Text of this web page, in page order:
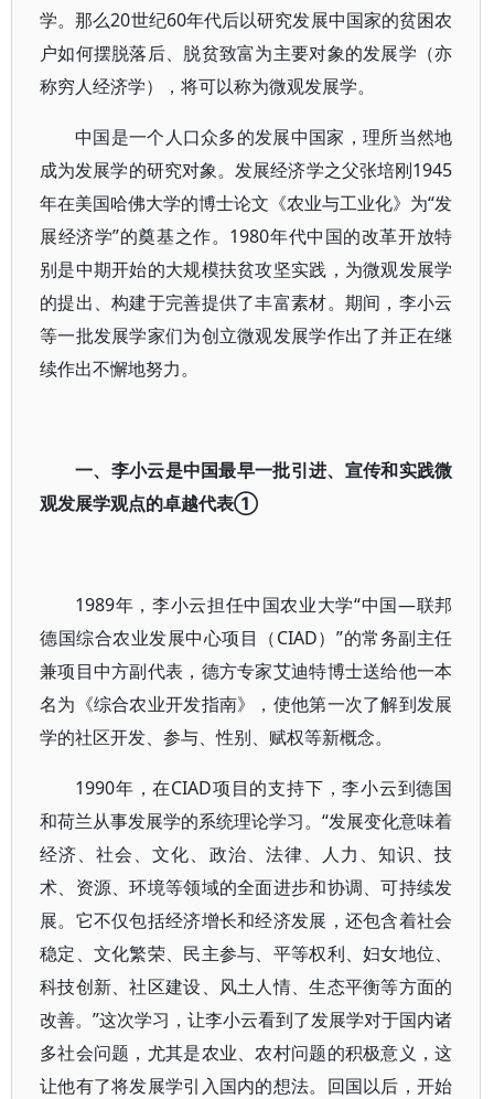
学。那么20世纪60年代后以研究发展中国家的贫困农
户如何摆脱落后、脱贫致富为主要对象的发展学（亦
称穷人经济学），将可以称为微观发展学。
中国是一个人口众多的发展中国家，理所当然地
成为发展学的研究对象。发展经济学之父张培刚1945
年在美国哈佛大学的博士论文《农业与工业化》为“发
展经济学”的奠基之作。1980年代中国的改革开放特
别是中期开始的大规模扶贫攻坚实践，为微观发展学
的提出、构建于完善提供了丰富素材。期间，李小云
等一批发展学家们为创立微观发展学作出了并正在继
续作出不懈地努力。
一、李小云是中国最早一批引进、宣传和实践微
观发展学观点的卓越代表①
1989年，李小云担任中国农业大学“中国—联邦
德国综合农业发展中心项目（CIAD）”的常务副主任
兼项目中方副代表，德方专家艾迪特博士送给他一本
名为《综合农业开发指南》，使他第一次了解到发展
学的社区开发、参与、性别、赋权等新概念。
1990年，在CIAD项目的支持下，李小云到德国
和荷兰从事发展学的系统理论学习。“发展变化意味着
经济、社会、文化、政治、法律、人力、知识、技
术、资源、环境等领域的全面进步和协调、可持续发
展。它不仅包括经济增长和经济发展，还包含着社会
稳定、文化繁荣、民主参与、平等权利、妇女地位、
科技创新、社区建设、风土人情、生态平衡等方面的
改善。”这次学习，让李小云看到了发展学对于国内诸
多社会问题，尤其是农业、农村问题的积极意义，这
让他有了将发展学引入国内的想法。回国以后，开始